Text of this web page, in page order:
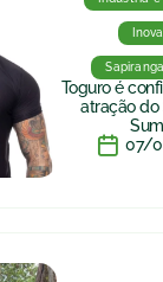
Toguro é
atração do
07/